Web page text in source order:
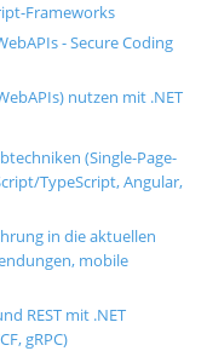
Frameworks
- Secure Coding
nutzen mit .NET
(Single-Page-
TypeScript, Angular,
in die aktuellen
mobile
REST mit .NET
gRPC)